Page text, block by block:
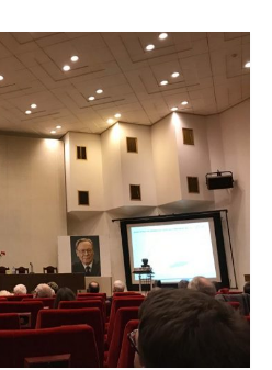
оформления
этика
для авторов